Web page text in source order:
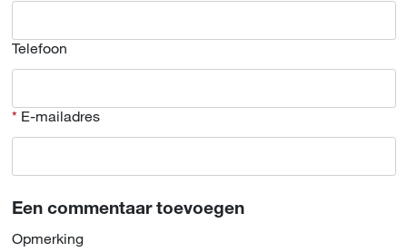
Telefoon
E-mailadres
Een commentaar toevoegen
Opmerking